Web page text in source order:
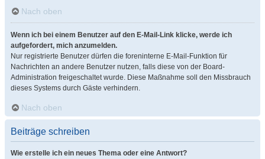
Nach oben
Wenn ich bei einem Benutzer auf den E-Mail-Link klicke, werde ich
aufgefordert, mich anzumelden.
Nur registrierte Benutzer dürfen die foreninterne E-Mail-Funktion für
Nachrichten an andere Benutzer nutzen, falls diese von der Board-
Administration freigeschaltet wurde. Diese Maßnahme soll den Missbrauch
dieses Systems durch Gäste verhindern.
Nach oben
Beiträge schreiben
Wie erstelle ich ein neues Thema oder eine Antwort?